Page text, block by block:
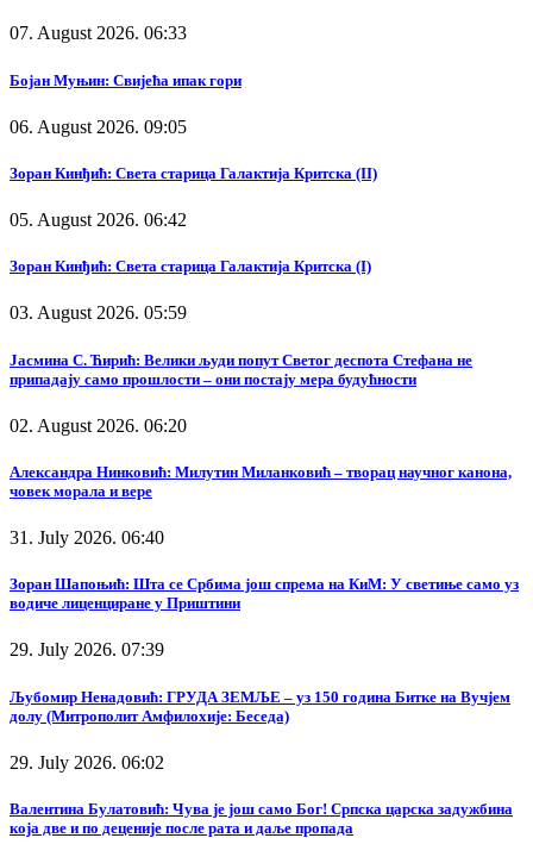
07. August 2026. 06:33
Бојан Муњин: Свијећа ипак гори
06. August 2026. 09:05
Зоран Кинђић: Света старица Галактија Критска (II)
05. August 2026. 06:42
Зоран Кинђић: Света старица Галактија Критска (I)
03. August 2026. 05:59
Јасмина С. Ћирић: Велики људи попут Светог деспота Стефана не
припадају само прошлости – они постају мера будућности
02. August 2026. 06:20
Александра Нинковић: Милутин Миланковић – творац научног канона,
човек морала и вере
31. July 2026. 06:40
Зоран Шапоњић: Шта се Србима још спрема на КиМ: У светиње само уз
водиче лиценциране у Приштини
29. July 2026. 07:39
Љубомир Ненадовић: ГРУДА ЗЕМЉЕ – уз 150 година Битке на Вучјем
долу (Митрополит Амфилохије: Беседа)
29. July 2026. 06:02
Валентина Булатовић: Чува је још само Бог! Српска царска задужбина
која две и по деценије после рата и даље пропада